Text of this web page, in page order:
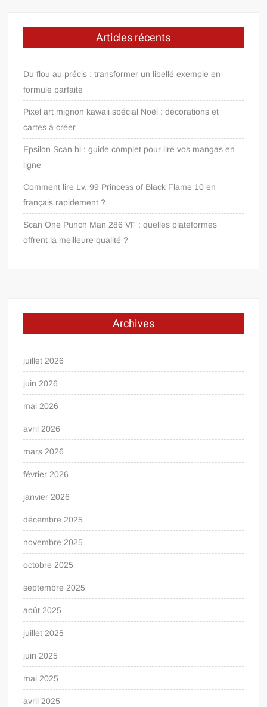
Articles récents
Du flou au précis : transformer un libellé exemple en
formule parfaite
Pixel art mignon kawaii spécial Noël : décorations et
cartes à créer
Epsilon Scan bl : guide complet pour lire vos mangas en
ligne
Comment lire Lv. 99 Princess of Black Flame 10 en
français rapidement ?
Scan One Punch Man 286 VF : quelles plateformes
offrent la meilleure qualité ?
Archives
juillet 2026
juin 2026
mai 2026
avril 2026
mars 2026
février 2026
janvier 2026
décembre 2025
novembre 2025
octobre 2025
septembre 2025
août 2025
juillet 2025
juin 2025
mai 2025
avril 2025